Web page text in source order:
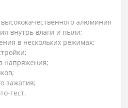
алюминия
внутрь влаги и пыли;
в нескольких режимах;
напряжения;
зажатия;
тест.